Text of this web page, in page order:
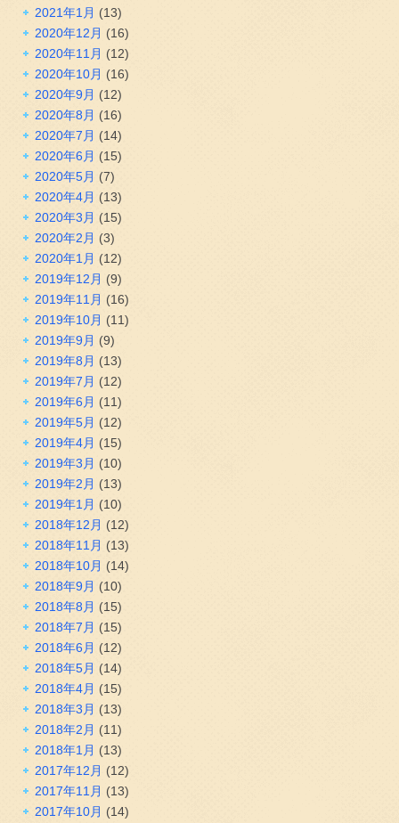
2021年1月 (13)
2020年12月 (16)
2020年11月 (12)
2020年10月 (16)
2020年9月 (12)
2020年8月 (16)
2020年7月 (14)
2020年6月 (15)
2020年5月 (7)
2020年4月 (13)
2020年3月 (15)
2020年2月 (3)
2020年1月 (12)
2019年12月 (9)
2019年11月 (16)
2019年10月 (11)
2019年9月 (9)
2019年8月 (13)
2019年7月 (12)
2019年6月 (11)
2019年5月 (12)
2019年4月 (15)
2019年3月 (10)
2019年2月 (13)
2019年1月 (10)
2018年12月 (12)
2018年11月 (13)
2018年10月 (14)
2018年9月 (10)
2018年8月 (15)
2018年7月 (15)
2018年6月 (12)
2018年5月 (14)
2018年4月 (15)
2018年3月 (13)
2018年2月 (11)
2018年1月 (13)
2017年12月 (12)
2017年11月 (13)
2017年10月 (14)